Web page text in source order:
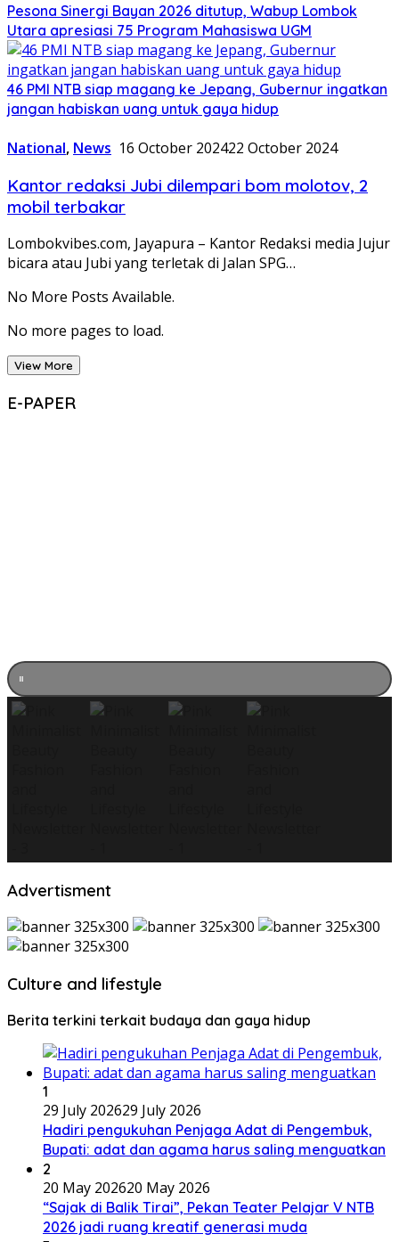
Pesona Sinergi Bayan 2026 ditutup, Wabup Lombok
Utara apresiasi 75 Program Mahasiswa UGM
46 PMI NTB siap magang ke Jepang, Gubernur ingatkan
jangan habiskan uang untuk gaya hidup
National, News 16 October 202422 October 2024
Kantor redaksi Jubi dilempari bom molotov, 2
mobil terbakar
Lombokvibes.com, Jayapura – Kantor Redaksi media Jujur
bicara atau Jubi yang terletak di Jalan SPG…
No More Posts Available.
No more pages to load.
View More
E-PAPER
Advertisment
Culture and lifestyle
Berita terkini terkait budaya dan gaya hidup
1
29 July 202629 July 2026
Hadiri pengukuhan Penjaga Adat di Pengembuk,
Bupati: adat dan agama harus saling menguatkan
2
20 May 202620 May 2026
“Sajak di Balik Tirai”, Pekan Teater Pelajar V NTB
2026 jadi ruang kreatif generasi muda